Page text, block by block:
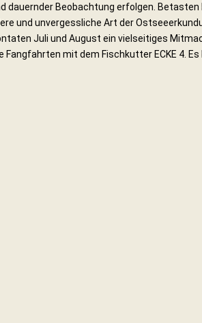
dauernder Beobachtung erfolgen. Betasten
und unvergessliche Art der
Juli und August ein vielseitiges
mit dem Fischkutter ECKE 4.